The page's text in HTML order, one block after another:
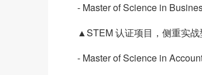
- Master of Science in
▲STEM 认证项目，侧重实
- Master of Science in